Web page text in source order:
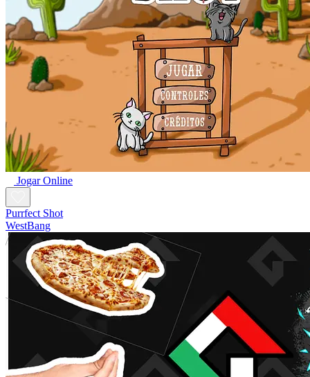
Jogar Online
Purrfect Shot
WestBang